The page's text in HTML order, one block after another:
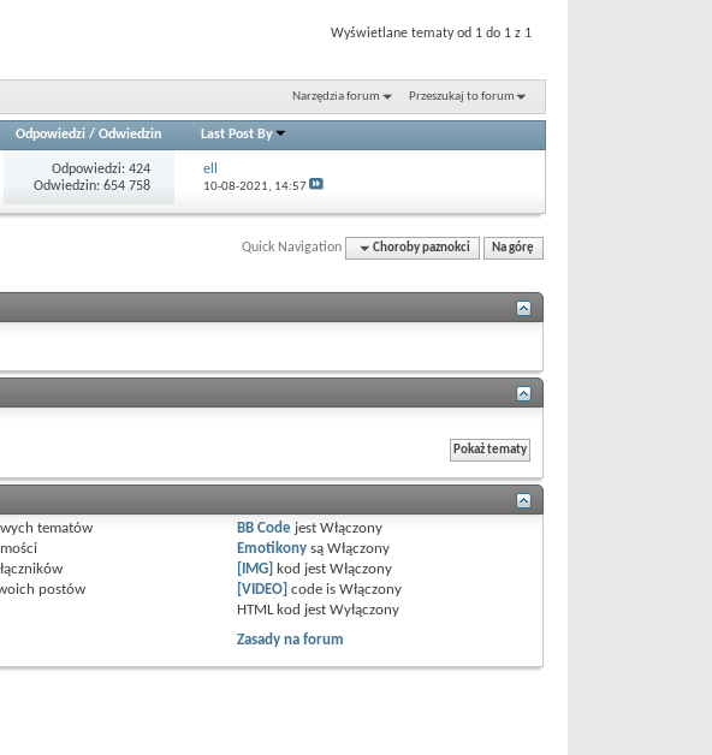
Wyświetlane tematy od 1 do 1 z 1
Narzędzia forum Przeszukaj to forum
Odpowiedzi/ Odwiedzin Last Post By
Odpowiedzi: 424
Odwiedzin: 654 758
ell
10-08-2021, 14:57
Quick Navigation Choroby paznokci Na górę
tematów
postów
BB Code jestWłączony
Emotikony sąWłączony
[IMG] kod jestWłączony
[VIDEO] code isWłączony
HTML kod jestWyłączony
Zasady na forum